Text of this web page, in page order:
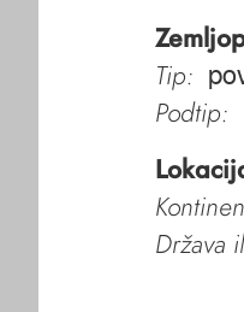
Tip:
Podtip:
Država